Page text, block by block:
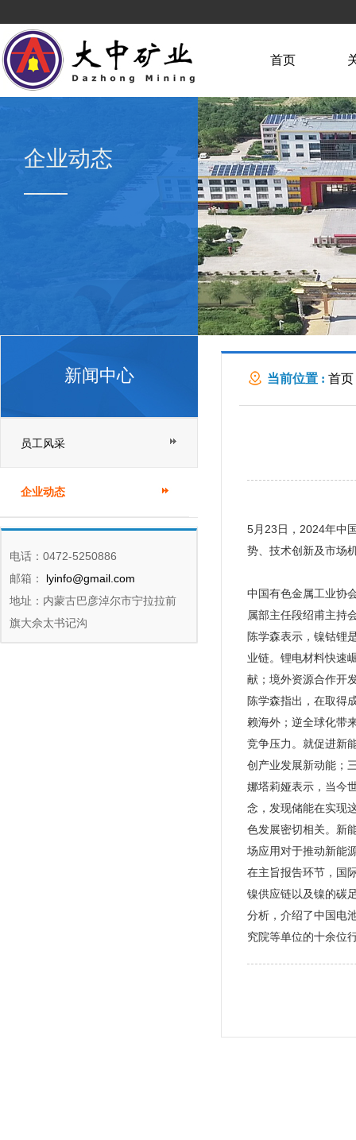
首页
企业动态
新闻中心
员工风采
企业动态
电话：0472-5250886
邮箱：
lyinfo@gmail.com
地址：内蒙古巴彦淖尔市宁拉拉前
旗大佘太书记沟
当前位置 : 首页
5月23日，2024年中
势、技术创新及市场
中国有色金属工业协
属部主任段绍甫主持
陈学森表示，镍钴锂
业链。锂电材料快速
献；境外资源合作开
陈学森指出，在取得
赖海外；逆全球化带
竞争压力。就促进新
创产业发展新动能；
娜塔莉娅表示，当今
念，发现储能在实现
色发展密切相关。新
场应用对于推动新能
在主旨报告环节，国
镍供应链以及镍的碳
分析，介绍了中国电
究院等单位的十余位